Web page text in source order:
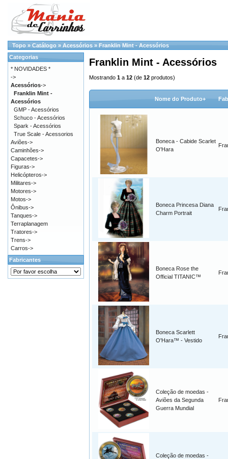
Topo » Catálogo » Acessórios » Franklin Mint - Acessórios
Franklin Mint - Acessórios
Mostrando 1 a 12 (de 12 produtos)
Nome do Produto+
Boneca - Cabide Scarlet
O'Hara
Boneca Princesa Diana
Charm Portrait
Boneca Rose the
Official TITANIC™
Boneca Scarlett
O'Hara™ - Vestido
Coleção de moedas -
Aviões da Segunda
Guerra Mundial
Coleção de moedas -
Categorias
* NOVIDADES *
->
Acessórios->
Franklin Mint -
Acessórios
GMP - Acessórios
Schuco - Acessórios
Spark - Acessórios
True Scale - Acessorios
Aviões->
Caminhões->
Capacetes->
Figuras->
Helicópteros->
Militares->
Motores->
Motos->
Ônibus->
Tanques->
Terraplanagem
Tratores->
Trens->
Carros->
Fabricantes